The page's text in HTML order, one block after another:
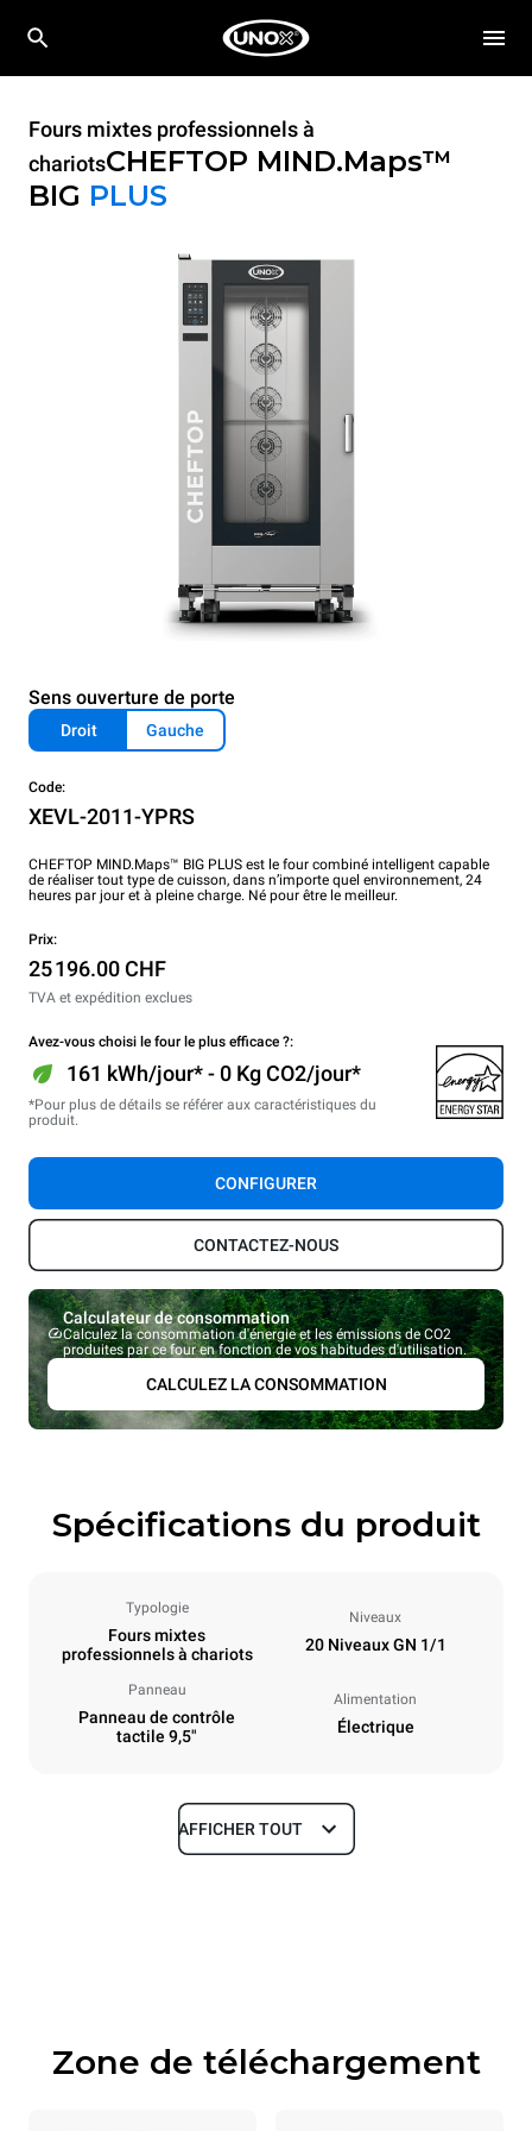
Fours mixtes professionnels à
chariotsCHEFTOP MIND.Maps™
BIG PLUS
Sens ouverture de porte
Droit Gauche
Code:
XEVL-2011-YPRS
CHEFTOP MIND.Maps™ BIG PLUS est le four combiné intelligent capable
de réaliser tout type de cuisson, dans n’importe quel environnement, 24
heures par jour et à pleine charge. Né pour être le meilleur.
Prix:
25 196.00 CHF
TVA et expédition exclues
Avez-vous choisi le four le plus efficace ?:
161 kWh/jour* - 0 Kg CO2/jour*
*Pour plus de détails se référer aux caractéristiques du
produit.
CONFIGURER
CONTACTEZ-NOUS
Calculateur de consommation
Calculez la consommation d'énergie et les émissions de CO2
produites par ce four en fonction de vos habitudes d'utilisation.
CALCULEZ LA CONSOMMATION
Spécifications du produit
Typologie
Fours mixtes
professionnels à chariots
Niveaux
20 Niveaux GN 1/1
Panneau
Panneau de contrôle
tactile 9,5"
Alimentation
Électrique
Dimensions
Caractéristiques de la plaque
AFFICHER TOUT
Zone de téléchargement